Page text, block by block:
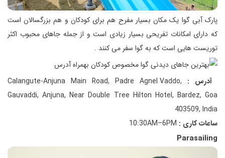
پارک آبی گوا یک مکان بسیار مفرح هم برای کودکان و هم بزرگسالان است
که دارای امکانات تفریحی بسیار زیادی است و از جمله جاهای محبوب اکثر
توریست هایی است که به گوا سفر می کنند .
آدرس : Calangute-Anjuna Main Road, Padre Agnel Vaddo,
Gauvaddi, Anjuna, Near Double Tree Hilton Hotel, Bardez, Goa
403509, India
ساعات کاری :
Parasailing